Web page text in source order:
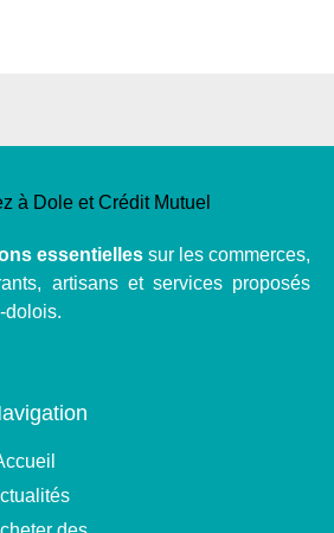
essentielles sur les commerces,
artisans et services proposés
dolois.